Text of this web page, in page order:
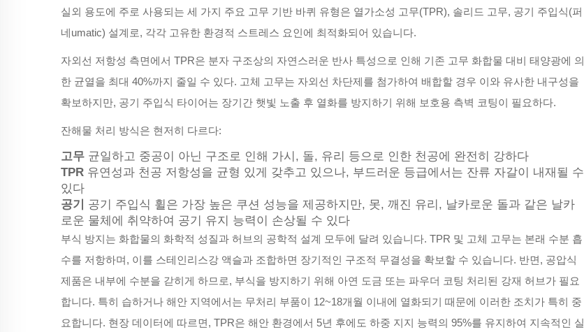
실외 용도에 주로 사용되는 세 가지 주요 고무 기반 바퀴 유형은 열가소성 고무(TPR), 솔리드 고무, 공기 주입식(퍼
네umatic) 설계로, 각각 고유한 환경적 스트레스 요인에 최적화되어 있습니다.
자외선 저항성 측면에서 TPR은 분자 구조상의 자연스러운 반사 특성으로 인해 기존 고무 화합물 대비 태양광에 의
한 균열을 최대 40%까지 줄일 수 있다. 고체 고무는 자외선 차단제를 첨가하여 배합할 경우 이와 유사한 내구성을
확보하지만, 공기 주입식 타이어는 장기간 햇빛 노출 후 열화를 방지하기 위해 보호용 측벽 코팅이 필요하다.
잔해물 처리 방식은 현저히 다르다:
고무 균일하고 중공이 아닌 구조로 인해 가시, 돌, 유리 등으로 인한 천공에 완전히 강하다
TPR 유연성과 천공 저항성을 균형 있게 갖추고 있으나, 부드러운 등급에서는 잔류 자갈이 내재될 수
있다
공기 공기 주입식 휠은 가장 높은 쿠션 성능을 제공하지만, 못, 깨진 유리, 날카로운 돌과 같은 날카
로운 물체에 취약하여 공기 유지 능력이 손상될 수 있다
부식 방지는 화합물의 화학적 성질과 허브의 공학적 설계 모두에 달려 있습니다. TPR 및 고체 고무는 본래 수분 흡
수를 저항하며, 이를 스테인리스강 액슬과 조합하면 장기적인 구조적 무결성을 확보할 수 있습니다. 반면, 공압식
제품은 내부에 수분을 갇히게 하므로, 부식을 방지하기 위해 아연 도금 또는 파우더 코팅 처리된 강재 허브가 필요
합니다. 특히 습하거나 해안 지역에서는 무처리 부품이 12~18개월 이내에 열화되기 때문에 이러한 조치가 특히 중
요합니다. 현장 데이터에 따르면, TPR은 해안 환경에서 5년 후에도 하중 지지 능력의 95%를 유지하여 지속적인 실